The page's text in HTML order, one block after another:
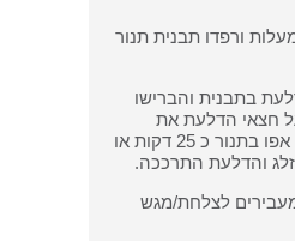
תנור ל 180 מעלות ורפדו תבנית תנור
בתבנית והברישו
חצאי הדלעת את
התבלינים והסוכר. אפו בתנור כ 25 דקות או
והדלעת התרככה.
לצלחת/מגש